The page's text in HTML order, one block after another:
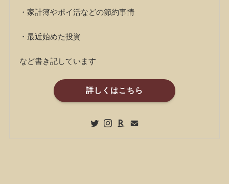
・家計簿やポイ活などの節約事情
・最近始めた投資
など書き記しています
詳しくはこちら